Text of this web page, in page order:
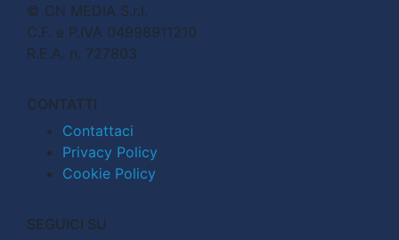
© CN MEDIA S.r.l.
C.F. e P.IVA 04998911210
R.E.A. n. 727803
CONTATTI
Contattaci
Privacy Policy
Cookie Policy
SEGUICI SU